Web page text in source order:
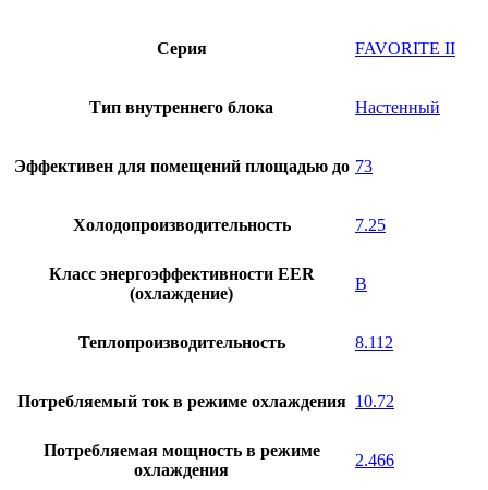
Серия FAVORITE II
Тип внутреннего блока Настенный
Эффективен для помещений площадью до 73
Холодопроизводительность 7.25
Класс энергоэффективности EER
(охлаждение)
В
Теплопроизводительность 8.112
Потребляемый ток в режиме охлаждения 10.72
Потребляемая мощность в режиме
охлаждения
2.466